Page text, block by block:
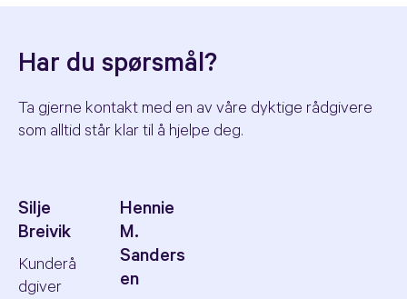
Har du spørsmål?
Ta gjerne kontakt med en av våre dyktige rådgivere
som alltid står klar til å hjelpe deg.
Silje
Breivik
Kunderå
dgiver
Hennie
M.
Sanders
en